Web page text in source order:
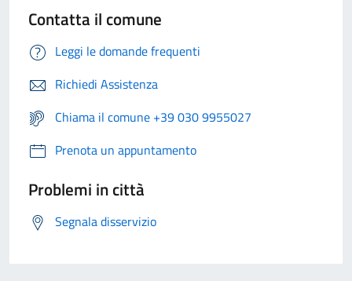
Contatta il comune
Leggi le domande frequenti
Richiedi Assistenza
Chiama il comune +39 030 9955027
Prenota un appuntamento
Problemi in città
Segnala disservizio